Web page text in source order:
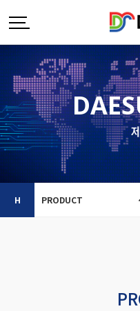
H PRODUCT